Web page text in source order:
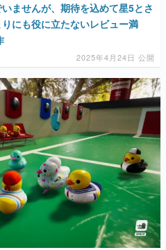
ませんが、期待を込めて星5とさ
にも役に立たないレビュー満
2025年4月24日 公開